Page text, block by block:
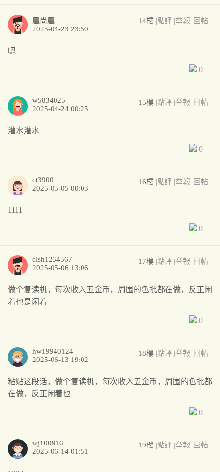
14樓 |點評 |举報 |回帖
凰尚凰
2025-04-23 23:50
嗯
0
15樓 |點評 |举報 |回帖
w5834025
2025-04-24 00:25
灌水灌水
0
16樓 |點評 |举報 |回帖
ct3900
2025-05-05 00:03
1111
0
17樓 |點評 |举報 |回帖
clsh1234567
2025-05-06 13:06
做个复读机，每次收入五金币，周围的色批都在做，反正闲
着也是闲着
0
18樓 |點評 |举報 |回帖
hw19940124
2025-06-13 19:02
粘贴这段话，做个复读机，每次收入五金币，周围的色批都
在做，反正闲着也
0
19樓 |點評 |举報 |回帖
wj100916
2025-06-14 01:51